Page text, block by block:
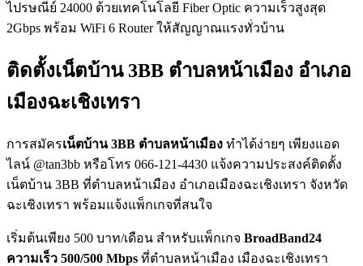
ไปรษณีย์ 24000 ด้วยเทคโนโลยี Fiber Optic ความเร็วสูงสุด
2Gbps พร้อม WiFi 6 Router ให้สัญญาณแรงทั่วบ้าน
ติดตั้งเน็ตบ้าน 3BB ตำบลหน้าเมือง อำเภอ
เมืองฉะเชิงเทรา
การสมัครเน็ตบ้าน 3BB ตำบลหน้าเมือง ทำได้ง่ายๆ เพียงแอด
ไลน์ @tan3bb หรือโทร 066-121-4430 แจ้งความประสงค์ติดตั้ง
เน็ตบ้าน 3BB ที่ตำบลหน้าเมือง อำเภอเมืองฉะเชิงเทรา จังหวัด
ฉะเชิงเทรา พร้อมแจ้งแพ็กเกจที่สนใจ
เริ่มต้นเพียง 500 บาท/เดือน สำหรับแพ็กเกจ BroadBand24
ความเร็ว 500/500 Mbps ที่ตำบลหน้าเมือง เมืองฉะเชิงเทรา